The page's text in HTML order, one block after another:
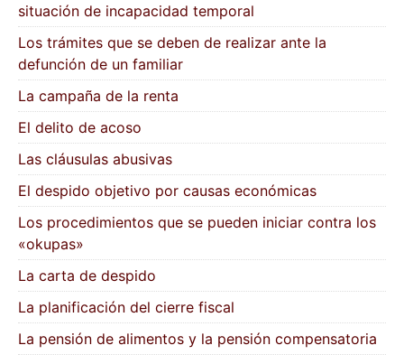
situación de incapacidad temporal
Los trámites que se deben de realizar ante la
defunción de un familiar
La campaña de la renta
El delito de acoso
Las cláusulas abusivas
El despido objetivo por causas económicas
Los procedimientos que se pueden iniciar contra los
«okupas»
La carta de despido
La planificación del cierre fiscal
La pensión de alimentos y la pensión compensatoria